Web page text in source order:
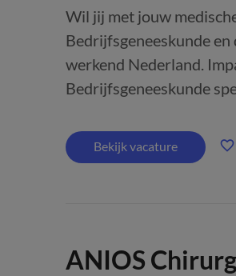
Wil jij met jouw
Bedrijfsgeneeskunde
werkend Nederland.
Bedrijfsgeneeskunde
Bekijk vacature
ANIOS